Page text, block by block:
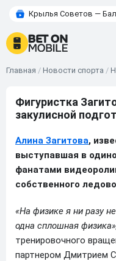
Крылья Советов —
Главная / Новости спорта /
Фигуристка
закулисной
Алина Загитова,
выступавшая в
фанатами
собственного
«На физике я ни разу
одна сплошная
тренировочного
партнером Дмитрием